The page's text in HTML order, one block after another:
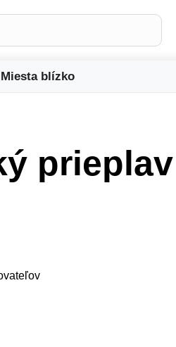
Miesta blízko
prieplav